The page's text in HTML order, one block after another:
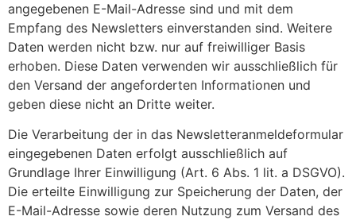
angegebenen E-Mail-Adresse sind und mit dem
Empfang des Newsletters einverstanden sind. Weitere
Daten werden nicht bzw. nur auf freiwilliger Basis
erhoben. Diese Daten verwenden wir ausschließlich für
den Versand der angeforderten Informationen und
geben diese nicht an Dritte weiter.
Die Verarbeitung der in das Newsletteranmeldeformular
eingegebenen Daten erfolgt ausschließlich auf
Grundlage Ihrer Einwilligung (Art. 6 Abs. 1 lit. a DSGVO).
Die erteilte Einwilligung zur Speicherung der Daten, der
E-Mail-Adresse sowie deren Nutzung zum Versand des